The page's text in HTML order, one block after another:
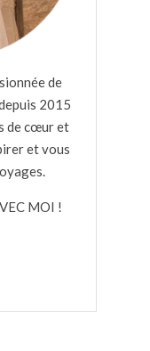
de
2015
de cœur et
et vous
MOI !